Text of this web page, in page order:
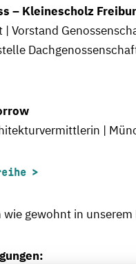
– Kleinescholz
Vorstand
|
wie gewohnt in